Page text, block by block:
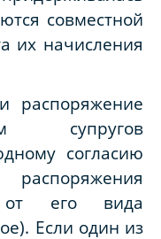
совместной
их начисления
распоряжение
супругов
согласию
распоряжения
от его вида
Если один из